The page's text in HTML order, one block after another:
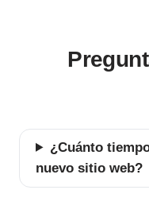
¿Cuánto
nuevo sitio web?